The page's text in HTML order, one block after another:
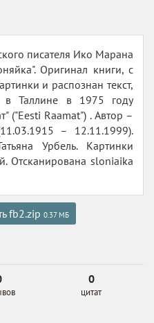
писателя Ико Марана
Оригинал книги, с
и распознан текст,
в Таллине в 1975 году
("Eesti Raamat") . Автор –
– 12.11.1999).
Урбель. Картинки
Отсканирована sloniaika
fb2.zip 0.37 МБ
0
цитат